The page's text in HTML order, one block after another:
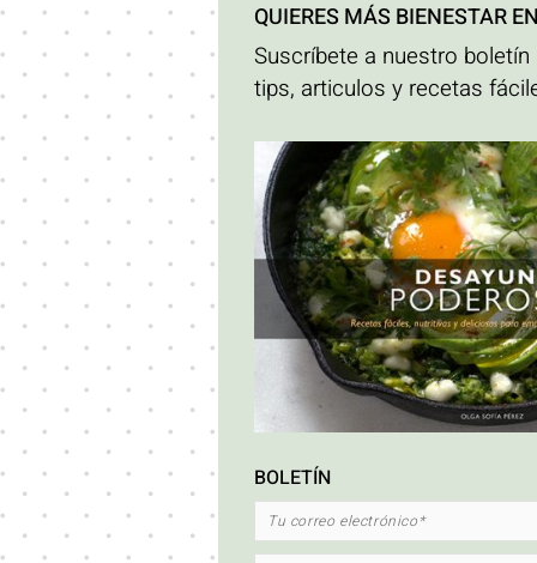
QUIERES MÁS BIENESTAR
Suscríbete a nuestro
tips, articulos y recetas
BOLETÍN